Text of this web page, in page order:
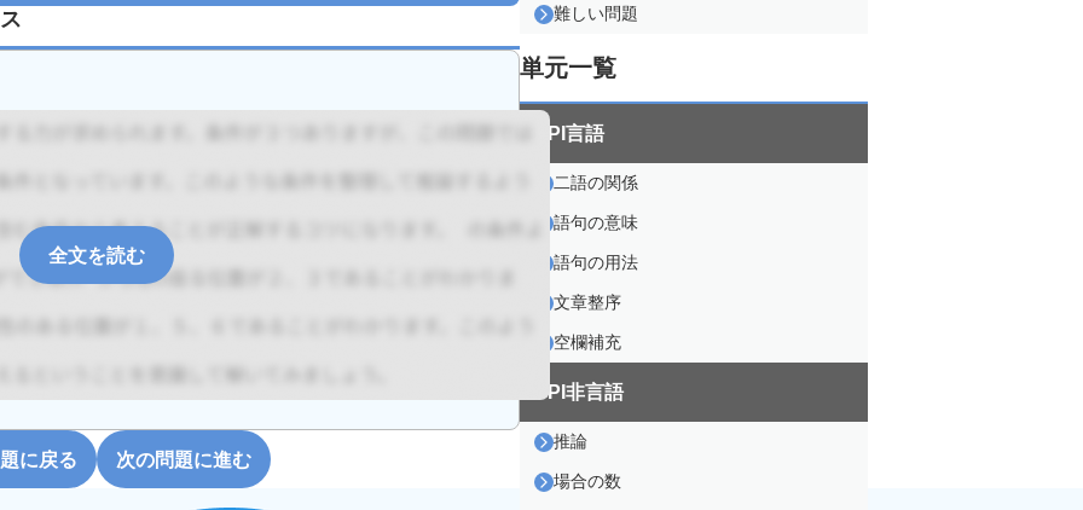
全文を読む
に戻る 次の問題に進む
難しい問題
単元一覧
SPI言語
二語の関係
語句の意味
語句の用法
文章整序
空欄補充
SPI非言語
推論
場合の数